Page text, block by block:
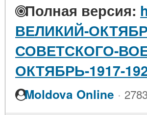
Полная версия:
ВЕЛИКИЙ-
СОВЕТСКОГО-
ОКТЯБРЬ-1917-
Moldova Online ·